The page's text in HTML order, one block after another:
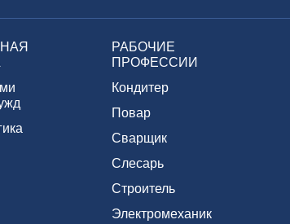
РАБОЧИЕ
ПРОФЕССИИ
Кондитер
Повар
Сварщик
Слесарь
Строитель
Электромеханик